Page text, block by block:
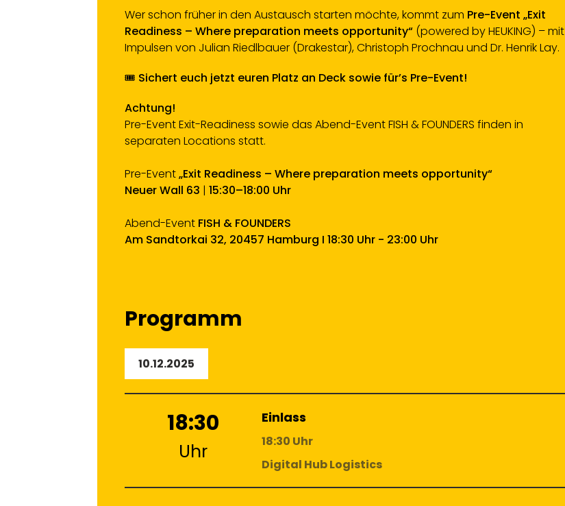
Wer schon früher in den Austausch starten möchte, kommt zum Pre-Event „Exit
Readiness – Where preparation meets opportunity“ (powered by HEUKING) – mit
Impulsen von Julian Riedlbauer (Drakestar), Christoph Prochnau und Dr. Henrik Lay.
🎟️ Sichert euch jetzt euren Platz an Deck sowie für’s Pre-Event!
Achtung!
Pre-Event Exit-Readiness sowie das Abend-Event FISH & FOUNDERS finden in
separaten Locations statt.
Pre-Event„Exit Readiness – Where preparation meets opportunity“
Neuer Wall 63 | 15:30–18:00 Uhr
Abend-Event FISH & FOUNDERS
Am Sandtorkai 32, 20457 Hamburg I 18:30 Uhr - 23:00 Uhr
Programm
10.12.2025
18:30
Uhr
Einlass
18:30 Uhr
Digital Hub Logistics